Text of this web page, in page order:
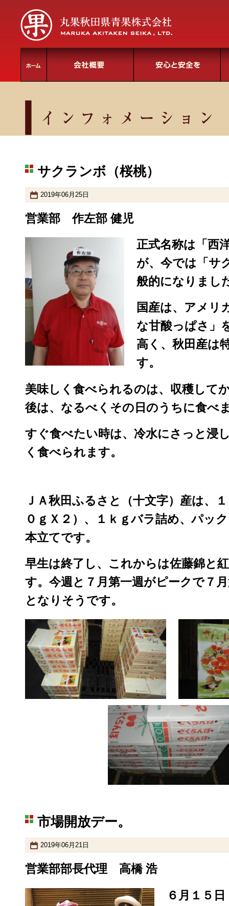
サクランボ（桜桃）
2019年06月25日
営業部 作左部 健児
正式名称は「西
が、今では「サ
般的になりまし
国産は、アメリ
な甘酸っぱさ」
高く、秋田産は
す。
美味しく食べられるのは、収穫して
後は、なるべくその日のうちに食べ
すぐ食べたい時は、冷水にさっと浸
く食べられます。
ＪＡ秋田ふるさと（十文字）産は、
０ｇＸ２）、１ｋｇバラ詰め、パッ
本立てです。
早生は終了し、これからは佐藤錦と
す。今週と７月第一週がピークで７
となりそうです。
市場開放デー。
2019年06月21日
営業部部長代理 高橋 浩
６月１５